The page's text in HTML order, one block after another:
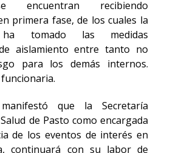
encuentran recibiendo
primera fase, de los cuales la
ha tomado las medidas
aislamiento entre tanto no
para los demás internos.
manifestó que la Secretaría
de Pasto como encargada
de los eventos de interés en
continuará con su labor de